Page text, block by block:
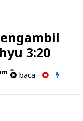
3:20
baca